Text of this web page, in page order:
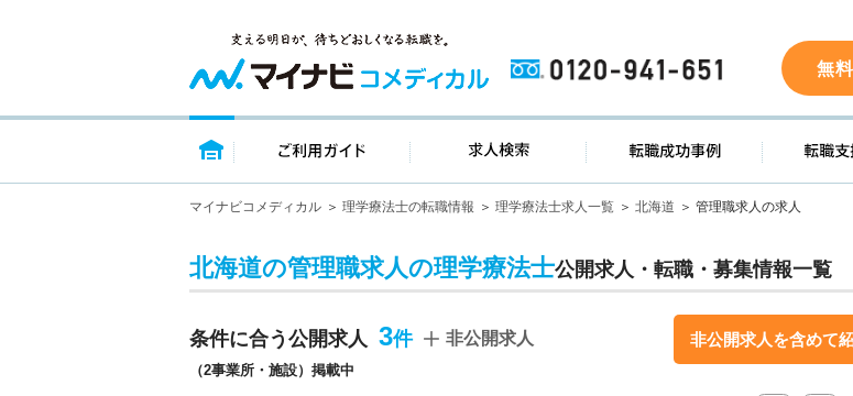
0120-941-651 無
トップページ ご利用ガイド 求人検索 転職成功事例
マイナビコメディカル 理学療法士の転職情報 理学療法士求人一覧 北海道 管理職求人の求人
北海道の管理職求人の理学療法士公開求人・転職・募集情報一覧
条件に合う公開求人 3
（2事業所・施設）掲載中
非公開求人 非公開求人を含めて